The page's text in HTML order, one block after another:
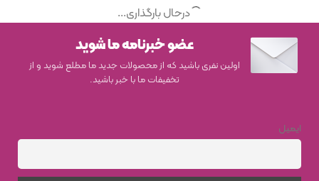
درحال بارگذاری...
عضو خبرنامه ما شوید
اولین نفری باشید که از محصولات جدید ما مطلع شوید و از
تخفیفات ما با خبر باشید.
ایمیل